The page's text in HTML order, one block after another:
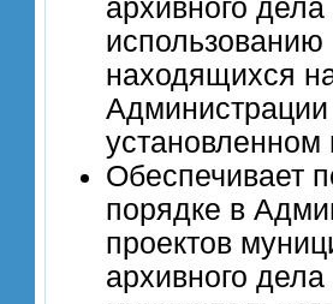
архивного
находящихся
установленном
Обеспечивает
порядке в
проектов
архивного